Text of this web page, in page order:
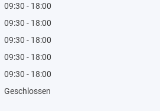
09:30 - 18:00
09:30 - 18:00
09:30 - 18:00
09:30 - 18:00
09:30 - 18:00
Geschlossen